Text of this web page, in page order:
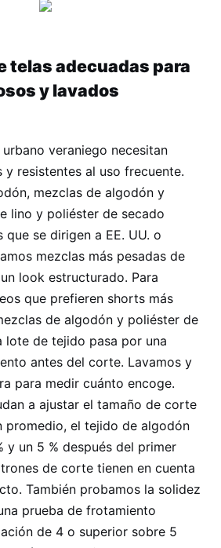
telas adecuadas para
y lavados
veraniego necesitan
resistentes al uso frecuente.
mezclas de algodón y
lino y poliéster de secado
que se dirigen a EE. UU. o
mezclas más pesadas de
look estructurado. Para
que prefieren shorts más
de algodón y poliéster de
lote de tejido pasa por una
antes del corte. Lavamos y
para medir cuánto encoge.
a ajustar el tamaño de corte
promedio, el tejido de algodón
y un 5 % después del primer
de corte tienen en cuenta
También probamos la solidez
prueba de frotamiento
de 4 o superior sobre 5